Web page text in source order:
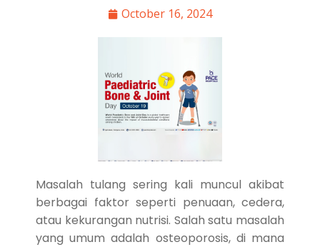
October 16, 2024
Masalah tulang sering kali muncul akibat
berbagai faktor seperti penuaan, cedera,
atau kekurangan nutrisi. Salah satu masalah
yang umum adalah osteoporosis, di mana